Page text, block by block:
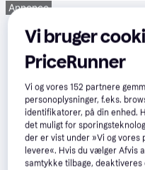
Annonce
Vi bruger
PriceRunner
Vi og vores152 partnere
personoplysninger, f.eks.
identifikatorer, på din enhed.
det muligt for
der er vist under »Vi og
levere«. Hvis du vælger Afvis
samtykke tilbage,